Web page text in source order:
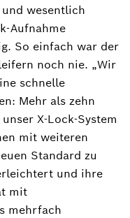
wesentlich
Aufnahme
So einfach war der
noch nie. „Wir
schnelle
Mehr als zehn
X-Lock-System
mit weiteren
Standard zu
und ihre
mit
mehrfach